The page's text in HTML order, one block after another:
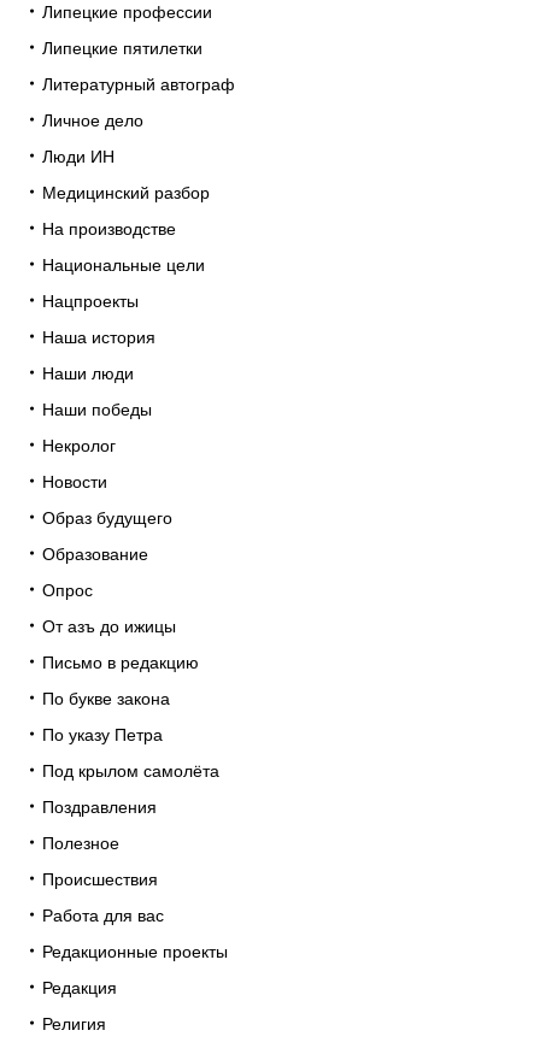
Липецкие профессии
Липецкие пятилетки
Литературный автограф
Личное дело
Люди ИН
Медицинский разбор
На производстве
Национальные цели
Нацпроекты
Наша история
Наши люди
Наши победы
Некролог
Новости
Образ будущего
Образование
Опрос
От азъ до ижицы
Письмо в редакцию
По букве закона
По указу Петра
Под крылом самолёта
Поздравления
Полезное
Происшествия
Работа для вас
Редакционные проекты
Редакция
Религия